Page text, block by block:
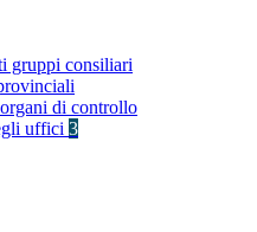
gruppi consiliari
di controllo
uffici 3